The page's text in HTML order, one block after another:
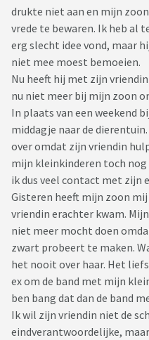
drukte niet aan en mijn
vrede te bewaren. Ik heb al
erg slecht idee vond, maar
niet mee moest bemoeien.
Nu heeft hij met zijn
nu niet meer bij mijn zoon
In plaats van een weekend
middagje naar de
over omdat zijn vriendin
mijn kleinkinderen toch
ik dus veel contact met zijn
Gisteren heeft mijn zoon
vriendin erachter kwam.
niet meer mocht doen
zwart probeert te maken.
het nooit over haar. Het
ex om de band met mijn
ben bang dat dan de band
Ik wil zijn vriendin niet de
eindverantwoordelijke,